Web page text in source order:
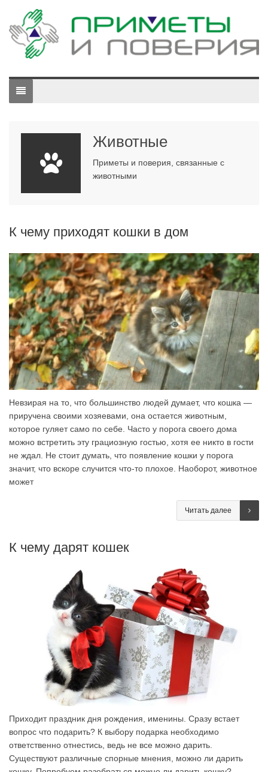
Животные
Приметы и поверия, связанные с
животными
К чему приходят кошки в дом
Невзирая на то, что большинство людей думает, что кошка —
приручена своими хозяевами, она остается животным,
которое гуляет само по себе. Часто у порога своего дома
можно встретить эту грациозную гостью, хотя ее никто в гости
не ждал. Не стоит думать, что появление кошки у порога
значит, что вскоре случится что-то плохое. Наоборот, животное
может
Читать далее
К чему дарят кошек
Приходит праздник дня рождения, именины. Сразу встает
вопрос что подарить? К выбору подарка необходимо
ответственно отнестись, ведь не все можно дарить.
Существуют различные спорные мнения, можно ли дарить